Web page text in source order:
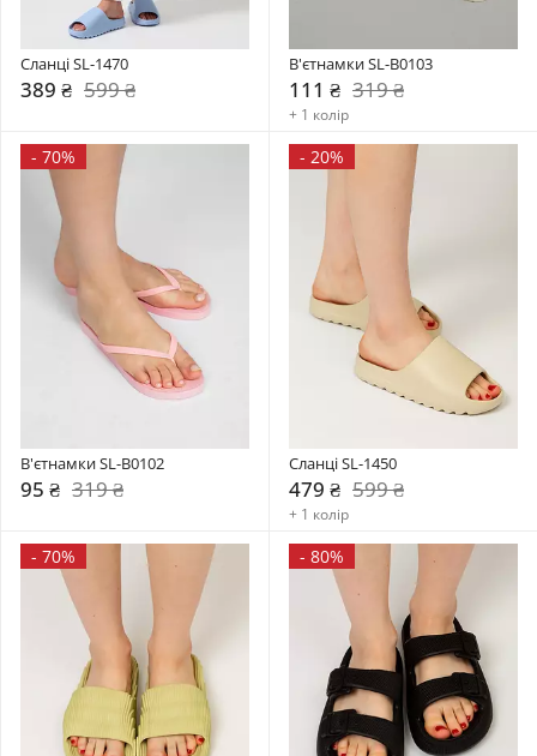
Сланці SL-1470
389 ₴ 599 ₴
В'єтнамки SL-B0103
111 ₴ 319 ₴
+ 1 колір
- 70%
В'єтнамки SL-B0102
95 ₴ 319 ₴
- 20%
Сланці SL-1450
479 ₴ 599 ₴
+ 1 колір
- 70% - 80%